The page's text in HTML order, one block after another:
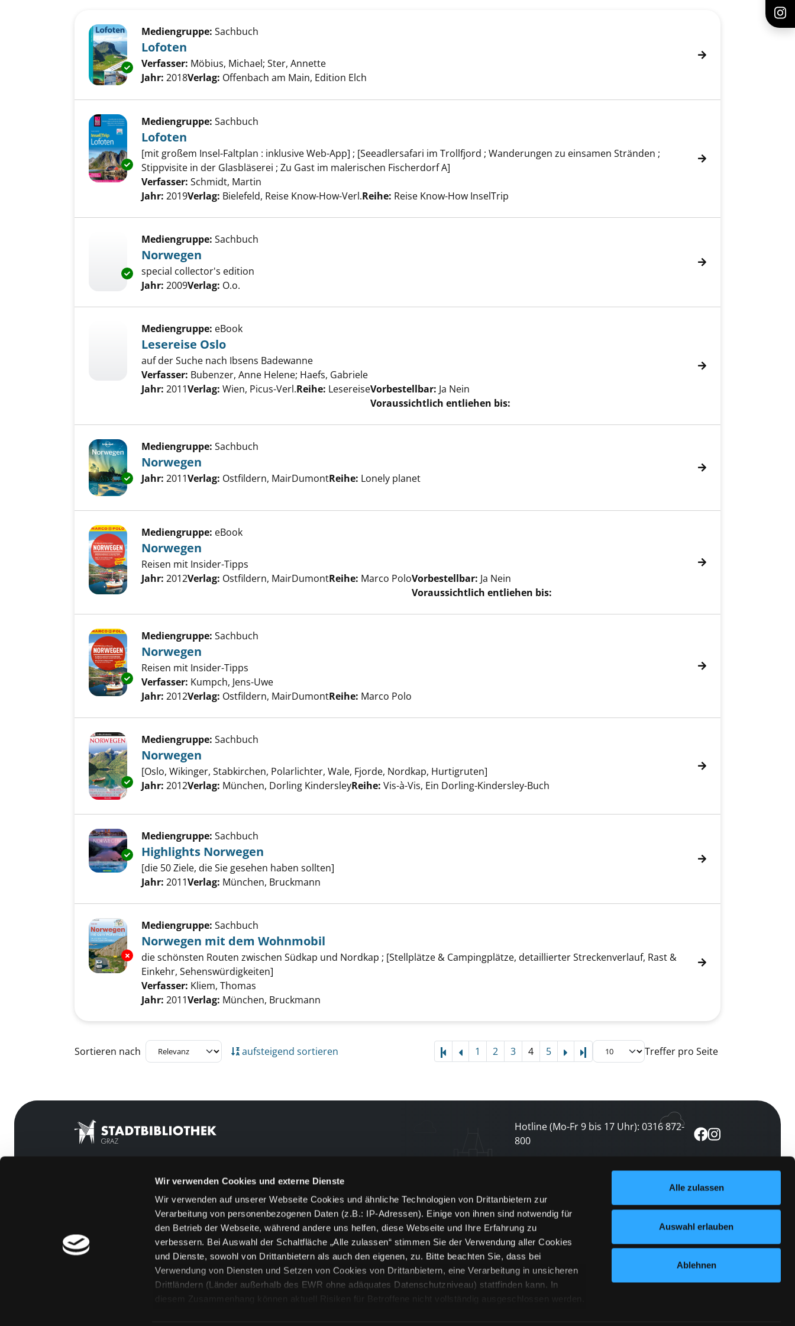
Wir verwenden Cookies und externe Dienste
Wir verwenden auf unserer Webseite Cookies und ähnliche Technologien von Drittanbietern zur
Verarbeitung von personenbezogenen Daten (z.B.: IP-Adressen). Einige von ihnen sind notwendig für
den Betrieb der Webseite, während andere uns helfen, diese Webseite und Ihre Erfahrung zu
verbessern. Bei Auswahl der Schaltfläche „Alle zulassen“ stimmen Sie der Verwendung aller Cookies
und Dienste, sowohl von Drittanbietern als auch den eigenen, zu. Bitte beachten Sie, dass bei
Verwendung von Diensten und Setzen von Cookies von Drittanbietern, eine Verarbeitung in unsicheren
Drittländern (Länder außerhalb des EWR ohne adäquates Datenschutzniveau) stattfinden kann. In
diesem Zusammenhang können aktuell Risiken für Betroffene nicht vollständig ausgeschlossen werden.
Alle zulassen
Auswahl erlauben
Ablehnen
Exemplar-Details von Lofoten anzeigen
Mediengruppe: Sachbuch
Lofoten
Verfasser: Möbius, Michael; Ster, Annette
Jahr: 2018Verlag: Offenbach am Main, Edition Elch
Exemplar-Details von Lofoten anzeigen
Mediengruppe: Sachbuch
Lofoten
[mit großem Insel-Faltplan : inklusive Web-App] ; [Seeadlersafari im Trollfjord ; Wanderungen zu einsamen Stränden ;
Stippvisite in der Glasbläserei ; Zu Gast im malerischen Fischerdorf A]
Verfasser: Schmidt, Martin
Jahr: 2019Verlag: Bielefeld, Reise Know-How-Verl.Reihe: Reise Know-How InselTrip
Exemplar-Details von Norwegen anzeigen
Mediengruppe: Sachbuch
Norwegen
special collector's edition
Suche nach diesem Verfasser
Jahr: 2009Verlag: O.o.
Mediengruppe: eBook
Lesereise Oslo
auf der Suche nach Ibsens Badewanne
Verfasser: Bubenzer, Anne Helene; Haefs, Gabriele
Jahr: 2011Verlag: Wien, Picus-Verl.Reihe: LesereiseVorbestellbar: Ja Nein
Voraussichtlich entliehen bis:
Exemplar-Details von Norwegen anzeigen
Mediengruppe: Sachbuch
Norwegen
Suche nach diesem Verfasser
Jahr: 2011Verlag: Ostfildern, MairDumontReihe: Lonely planet
Mediengruppe: eBook
Norwegen
Reisen mit Insider-Tipps
Suche nach diesem Verfasser
Jahr: 2012Verlag: Ostfildern, MairDumontReihe: Marco PoloVorbestellbar: Ja Nein
Voraussichtlich entliehen bis:
Exemplar-Details von Norwegen anzeigen
Mediengruppe: Sachbuch
Norwegen
Reisen mit Insider-Tipps
Verfasser: Kumpch, Jens-Uwe
Jahr: 2012Verlag: Ostfildern, MairDumontReihe: Marco Polo
Exemplar-Details von Norwegen anzeigen
Mediengruppe: Sachbuch
Norwegen
[Oslo, Wikinger, Stabkirchen, Polarlichter, Wale, Fjorde, Nordkap, Hurtigruten]
Suche nach diesem Verfasser
Jahr: 2012Verlag: München, Dorling KindersleyReihe: Vis-à-Vis, Ein Dorling-Kindersley-Buch
Exemplar-Details von Highlights Norwegen anzeigen
Mediengruppe: Sachbuch
Highlights Norwegen
[die 50 Ziele, die Sie gesehen haben sollten]
Suche nach diesem Verfasser
Jahr: 2011Verlag: München, Bruckmann
Exemplar-Details von Norwegen mit dem Wohnmobil anzeigen
Mediengruppe: Sachbuch
Norwegen mit dem Wohnmobil
die schönsten Routen zwischen Südkap und Nordkap ; [Stellplätze & Campingplätze, detaillierter Streckenverlauf, Rast &
Einkehr, Sehenswürdigkeiten]
Verfasser: Kliem, Thomas
Jahr: 2011Verlag: München, Bruckmann
Zu den Suchfiltern springen
Sortieren nach aufsteigend sortieren 1 2 3 4 5 Letzte Seite Treffer pro Seite
Hotline (Mo-Fr 9 bis 17 Uhr): 0316 872-
800
[kju:b]
Feedback
Kontakt
Über uns
Jobs
Medienwunsch
FAQs
Newsletter abonnieren
und keine Veranstaltung verpassen
jetzt abonnieren